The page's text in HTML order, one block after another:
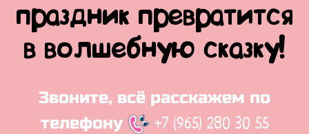
праздник превратится
в волшебную сказку!
Звоните, всё расскажем по
телефону
+7 (965) 280 30 55